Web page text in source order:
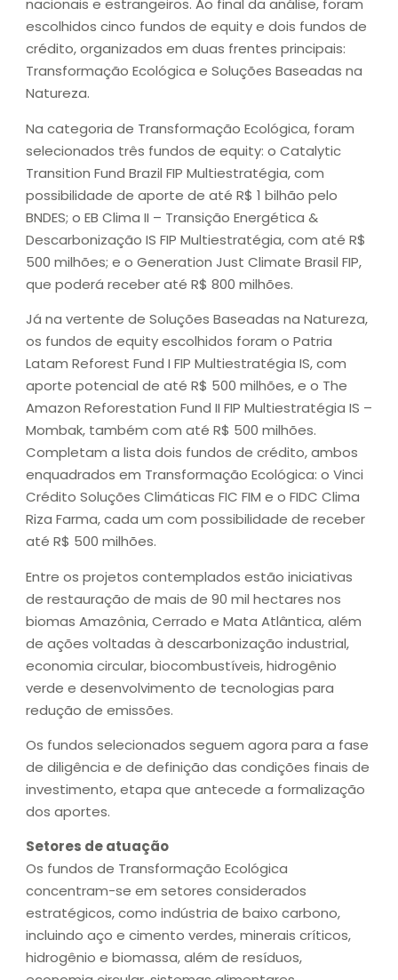
nacionais e estrangeiros. Ao final da análise, foram
escolhidos cinco fundos de equity e dois fundos de
crédito, organizados em duas frentes principais:
Transformação Ecológica e Soluções Baseadas na
Natureza.
Na categoria de Transformação Ecológica, foram
selecionados três fundos de equity: o Catalytic
Transition Fund Brazil FIP Multiestratégia, com
possibilidade de aporte de até R$ 1 bilhão pelo
BNDES; o EB Clima II – Transição Energética &
Descarbonização IS FIP Multiestratégia, com até R$
500 milhões; e o Generation Just Climate Brasil FIP,
que poderá receber até R$ 800 milhões.
Já na vertente de Soluções Baseadas na Natureza,
os fundos de equity escolhidos foram o Patria
Latam Reforest Fund I FIP Multiestratégia IS, com
aporte potencial de até R$ 500 milhões, e o The
Amazon Reforestation Fund II FIP Multiestratégia IS –
Mombak, também com até R$ 500 milhões.
Completam a lista dois fundos de crédito, ambos
enquadrados em Transformação Ecológica: o Vinci
Crédito Soluções Climáticas FIC FIM e o FIDC Clima
Riza Farma, cada um com possibilidade de receber
até R$ 500 milhões.
Entre os projetos contemplados estão iniciativas
de restauração de mais de 90 mil hectares nos
biomas Amazônia, Cerrado e Mata Atlântica, além
de ações voltadas à descarbonização industrial,
economia circular, biocombustíveis, hidrogênio
verde e desenvolvimento de tecnologias para
redução de emissões.
Os fundos selecionados seguem agora para a fase
de diligência e de definição das condições finais de
investimento, etapa que antecede a formalização
dos aportes.
Setores de atuação
Os fundos de Transformação Ecológica
concentram-se em setores considerados
estratégicos, como indústria de baixo carbono,
incluindo aço e cimento verdes, minerais críticos,
hidrogênio e biomassa, além de resíduos,